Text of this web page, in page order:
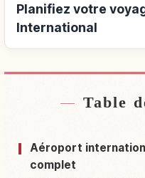
Planifiez votre
International
Hébergements
Activités à
Table
Aéroport
complet